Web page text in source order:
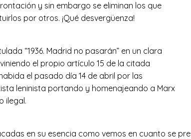
y sin embargo se eliminan los que
por otros. ¡Qué desvergüenza!
“1936. Madrid no pasarán” en un clara
el propio artículo 15 de la citada
el pasado día 14 de abril por las
leninista portando y homenajeando a Marx
ilegal.
en su esencia como vemos en cuanto se